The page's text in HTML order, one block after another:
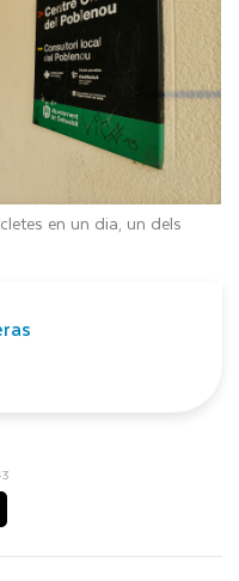
en un dia, un dels